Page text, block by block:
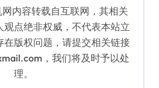
网内容转载自互联网，其相关
观点绝非权威，不代表本站立
在版权问题，请提交相关链接
，我们将及时予以处
理。